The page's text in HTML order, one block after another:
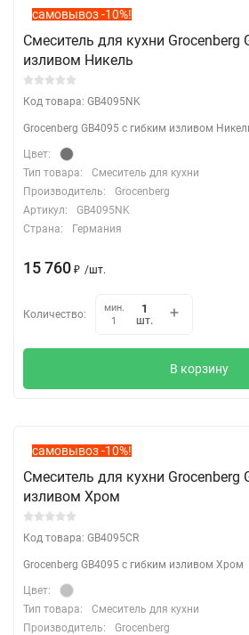
самовывоз -10%!
Смеситель для кухни Grocenberg
изливом Никель
Код товара: GB4095NK
Grocenberg GB4095 с гибким изливом
Цвет:
Тип товара:
Смеситель для кухни
Производитель:
Grocenberg
Артикул:
GB4095NK
Страна:
Германия
15 760 ₽ /шт.
Количество:
мин.
1
шт.
В корзину
самовывоз -10%!
Смеситель для кухни Grocenberg
изливом Хром
Код товара: GB4095CR
Grocenberg GB4095 с гибким изливом Хром
Цвет:
Тип товара:
Смеситель для кухни
Производитель:
Grocenberg